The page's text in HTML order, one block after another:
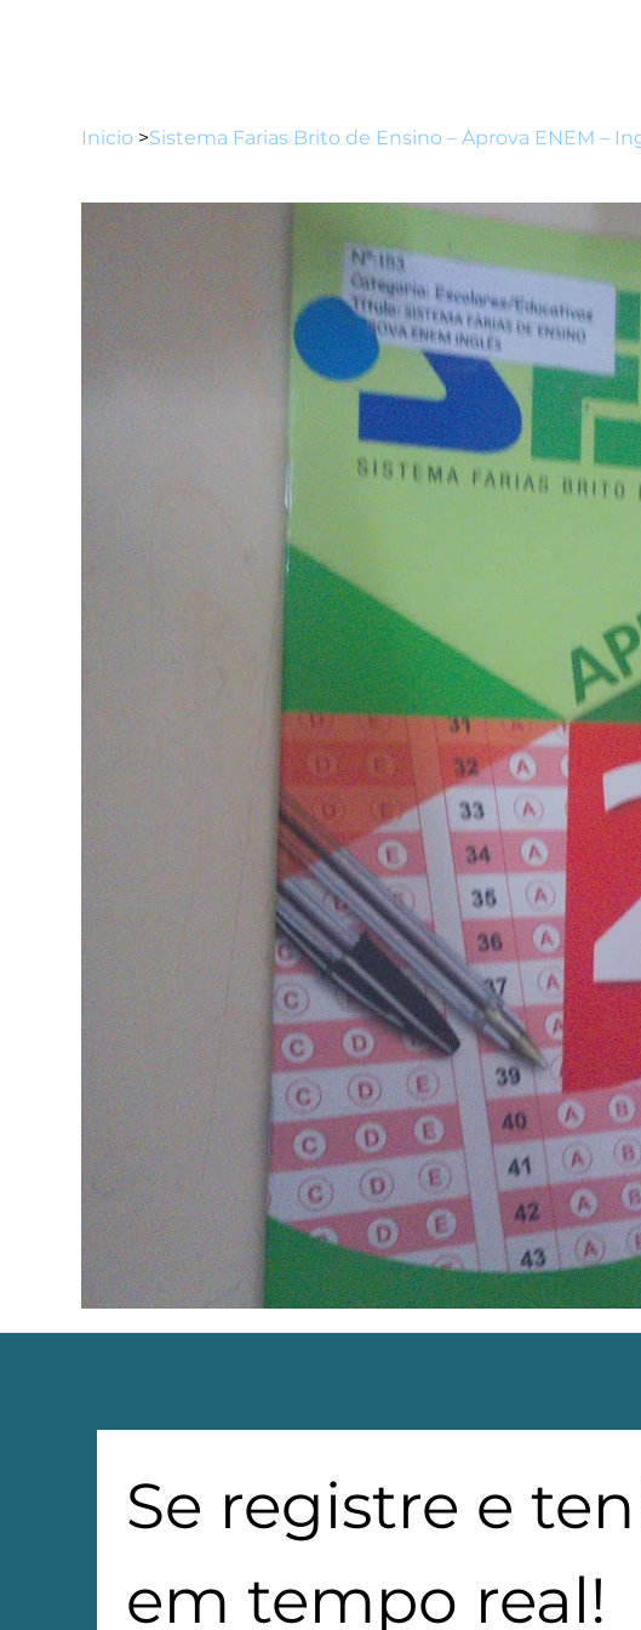
Inicio >Sistema Farias Brito de Ensino – Aprova ENEM –
Se registre e
em tempo real!